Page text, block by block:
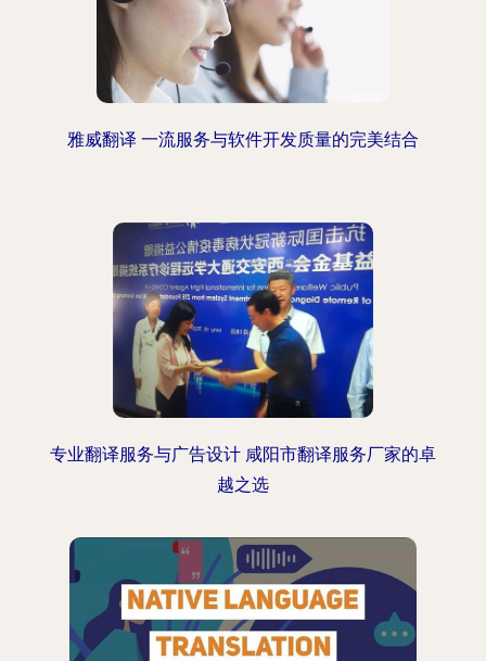
雅威翻译 一流服务与软件开发质量的完美结合
专业翻译服务与广告设计 咸阳市翻译服务厂家的卓
越之选